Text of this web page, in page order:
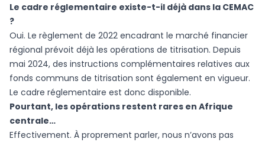
Le cadre réglementaire existe-t-il déjà dans la CEMAC
?
Oui. Le règlement de 2022 encadrant le marché financier
régional prévoit déjà les opérations de titrisation. Depuis
mai 2024, des instructions complémentaires relatives aux
fonds communs de titrisation sont également en vigueur.
Le cadre réglementaire est donc disponible.
Pourtant, les opérations restent rares en Afrique
centrale…
Effectivement. À proprement parler, nous n’avons pas